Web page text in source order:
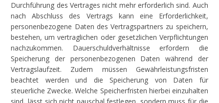
Durchführung des Vertrages nicht mehr erforderlich sind. Auch
nach Abschluss des Vertrags kann eine Erforderlichkeit,
personenbezogene Daten des Vertragspartners zu speichern,
bestehen, um vertraglichen oder gesetzlichen Verpflichtungen
nachzukommen. Dauerschuldverhältnisse erfordern die
Speicherung der personenbezogenen Daten während der
Vertragslaufzeit. Zudem müssen Gewährleistungsfristen
beachtet werden und die Speicherung von Daten für
steuerliche Zwecke. Welche Speicherfristen hierbei einzuhalten